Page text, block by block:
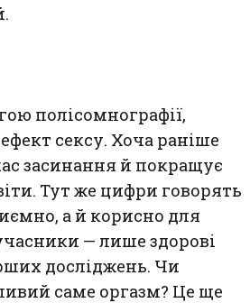
полісомнографії,
сексу. Хоча раніше
засинання й покращує
Тут же цифри говорять
а й корисно для
— лише здорові
досліджень. Чи
саме оргазм? Це ще